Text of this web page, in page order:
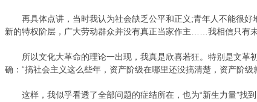
再具体点讲，当时我认为社会缺乏公平和正义;青年人不能很好
新的特权阶层，广大劳动群众并没有真正当家作主……我相信只有
所以文化大革命的理论一出现，我真是欣喜若狂。特别是文革
确：“搞社会主义这么些年，资产阶级在哪里还没搞清楚，资产阶级
这样，我似乎看透了全部问题的症结所在，也为“新生力量”找到